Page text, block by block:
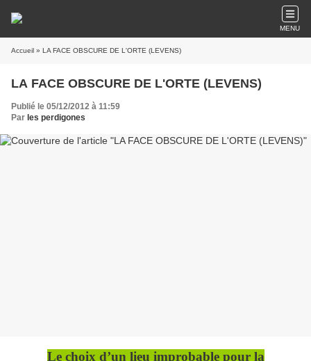
MENU
Accueil » LA FACE OBSCURE DE L'ORTE (LEVENS)
LA FACE OBSCURE DE L'ORTE (LEVENS)
Publié le 05/12/2012 à 11:59
Par les perdigones
Le choix d’un lieu improbable pour la